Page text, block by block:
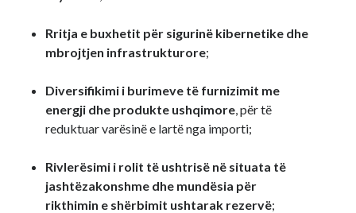
Rritja e buxhetit për sigurinë kibernetike dhe
mbrojtjen infrastrukturore;
Diversifikimi i burimeve të furnizimit me
energji dhe produkte ushqimore , për të
reduktuar varësinë e lartë nga importi;
Rivlerësimi i rolit të ushtrisë në situata të
jashtëzakonshme dhe mundësia për
rikthimin e shërbimit ushtarak rezervë;